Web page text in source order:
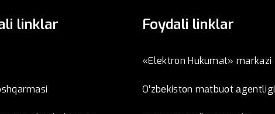
linklar Foydali linklar
«Elektron Hukumat» markazi
O’zbеkistоn mаtbuоt аgеntligi